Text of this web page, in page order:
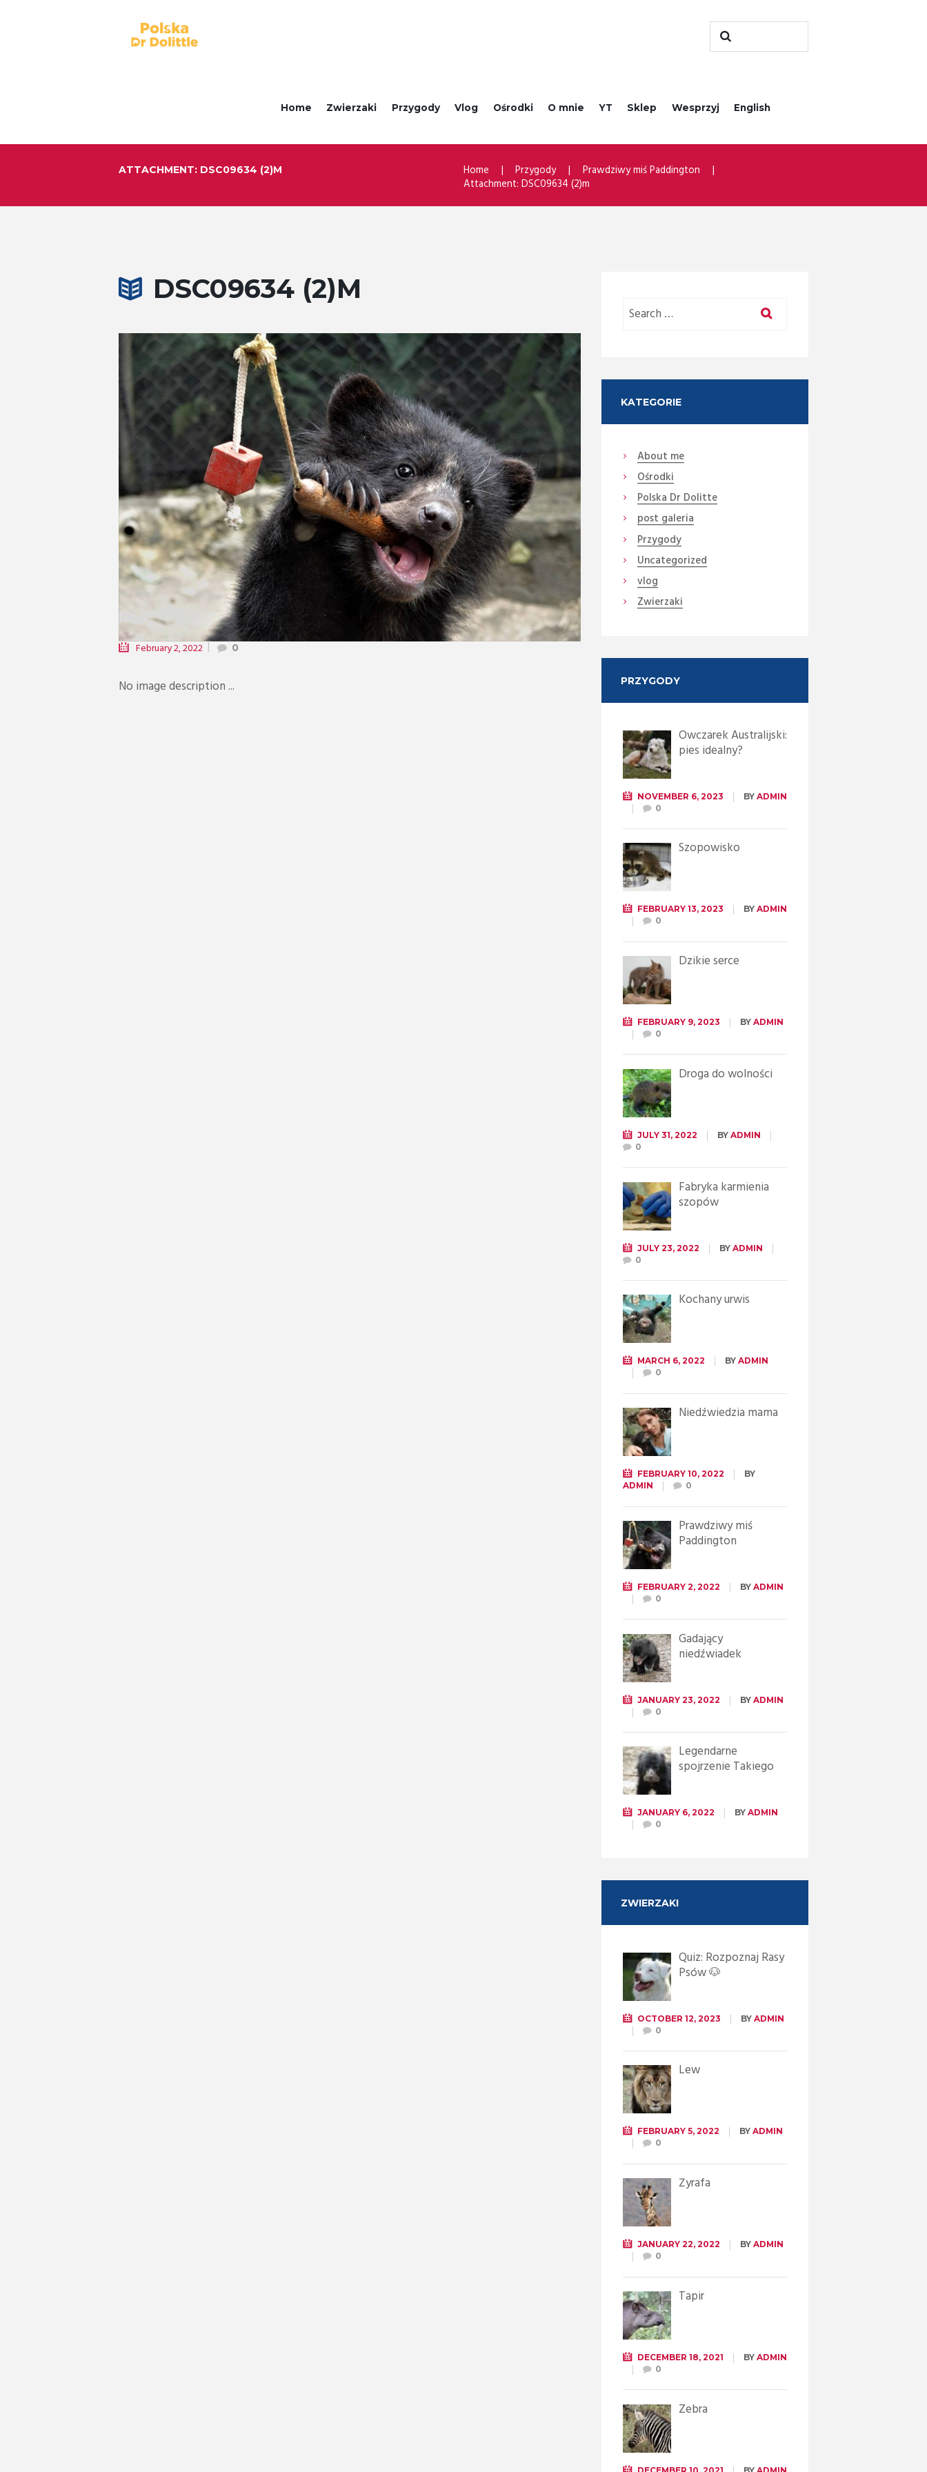
Home Zwierzaki Przygody Vlog Ośrodki O mnie YT Sklep Wesprzyj English
ATTACHMENT: DSC09634 (2)M Home Przygody
Prawdziwy miś Paddington
Attachment: DSC09634 (2)m
DSC09634 (2)M
DSC09836 (3)Mm
February 2, 2022 0
No image description ...
KATEGORIE
About me
Ośrodki
Polska Dr Dolitte
post galeria
Przygody
Uncategorized
vlog
Zwierzaki
PRZYGODY
Owczarek Australijski:
pies idealny?
NOVEMBER 6, 2023 BY ADMIN
0
Szopowisko
FEBRUARY 13, 2023 BY ADMIN
0
Dzikie serce
FEBRUARY 9, 2023 BY ADMIN
0
Droga do wolności
JULY 31, 2022 BY ADMIN
0
Fabryka karmienia
szopów
JULY 23, 2022 BY ADMIN
0
Kochany urwis
MARCH 6, 2022 BY ADMIN
0
Niedźwiedzia mama
FEBRUARY 10, 2022
BY
ADMIN
0
Prawdziwy miś
Paddington
FEBRUARY 2, 2022 BY ADMIN
0
Gadający
niedźwiadek
JANUARY 23, 2022 BY ADMIN
0
Legendarne
spojrzenie Takiego
JANUARY 6, 2022 BY ADMIN
0
ZWIERZAKI
Quiz: Rozpoznaj Rasy
Psów 🐶
OCTOBER 12, 2023 BY ADMIN
0
Lew
FEBRUARY 5, 2022 BY ADMIN
0
Żyrafa
JANUARY 22, 2022 BY ADMIN
0
Tapir
DECEMBER 18, 2021 BY ADMIN
0
Zebra